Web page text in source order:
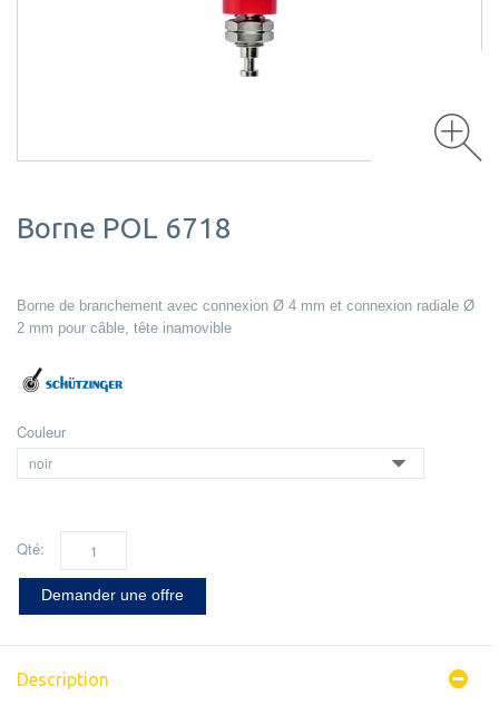
Borne POL 6718
Borne de branchement avec connexion Ø 4 mm et connexion radiale Ø
2 mm pour câble, tête inamovible
Couleur
Qté:
Demander une offre
Description